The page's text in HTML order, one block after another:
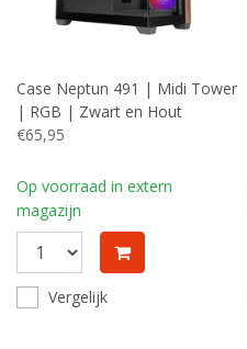
Case Neptun 491 | Midi Tower
| RGB | Zwart en Hout
€65,95
Op voorraad in extern
magazijn
Vergelijk